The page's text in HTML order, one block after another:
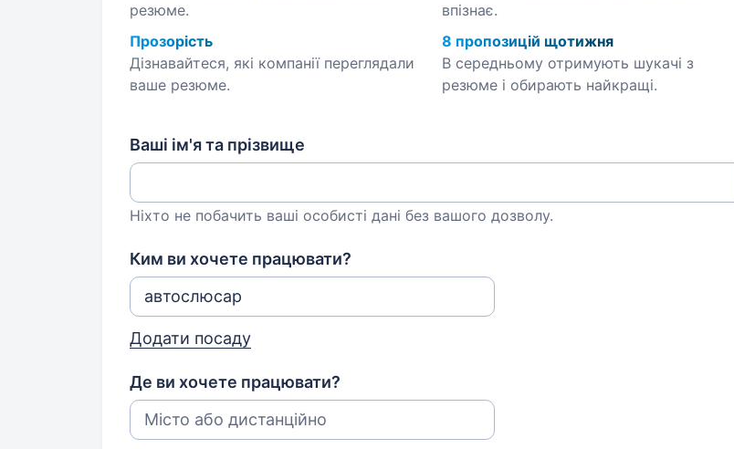
резюме.
впізнає.
Прозорість
Дізнавайтеся, які компанії переглядали
ваше резюме.
8 пропозицій щотижня
В середньому отримують шукачі з
резюме і обирають найкращі.
Ваші ім'я та прізвище
Ніхто не побачить ваші особисті дані без вашого дозволу.
Ким ви хочете працювати?
Додати посаду
Де ви хочете працювати?